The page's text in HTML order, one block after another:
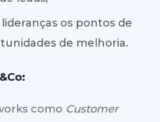
os pontos de
de melhoria.
como Customer